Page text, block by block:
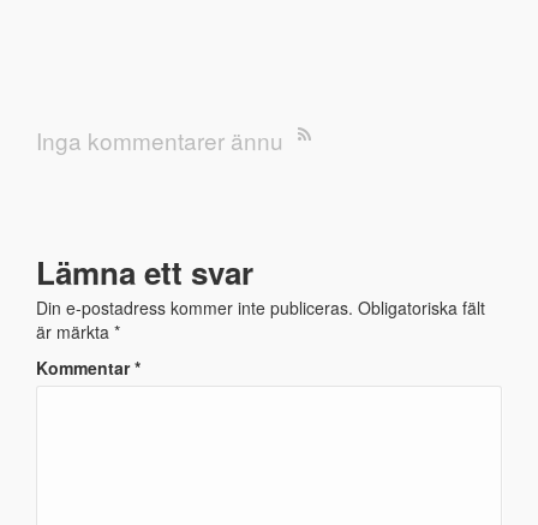
Inga kommentarer ännu
Lämna ett svar
Din e-postadress kommer inte publiceras. Obligatoriska fält
är märkta *
Kommentar*